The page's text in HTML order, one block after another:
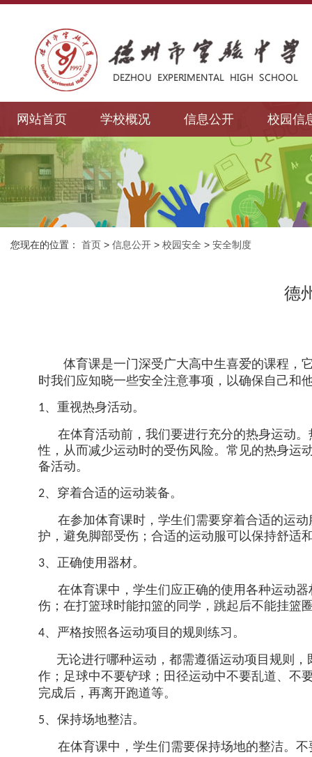
网站首页 学校概况 信息公开 校园信
您现在的位置： 首页 > 信息公开 > 校园安全 > 安全制度
德
体育课是一门深受广大高中生喜爱的课程，
时我们应知晓一些安全注意事项，以确保自己和
1、重视热身活动。
在体育活动前，我们要进行充分的热身运动
性，从而减少运动时的受伤风险。常见的热身运
备活动。
2、穿着合适的运动装备。
在参加体育课时，学生们需要穿着合适的运
护，避免脚部受伤；合适的运动服可以保持舒适
3、正确使用器材。
在体育课中，学生们应正确的使用各种运动
伤；在打篮球时能扣篮的同学，跳起后不能挂篮
4、严格按照各运动项目的规则练习。
无论进行哪种运动，都需遵循运动项目规则
作；足球中不要铲球；田径运动中不要乱道、不
完成后，再离开跑道等。
5、保持场地整洁。
在体育课中，学生们需要保持场地的整洁。